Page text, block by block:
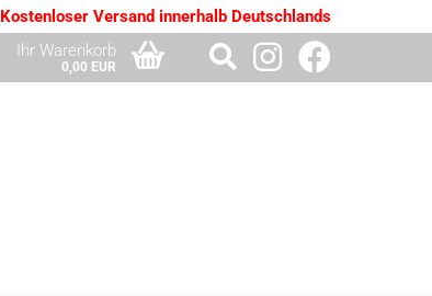
Kostenloser Versand innerhalb Deutschlands
Ihr Warenkorb
0,00 EUR